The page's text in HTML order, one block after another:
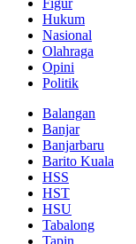
Hukum
Nasional
Olahraga
Opini
Politik
Balangan
Banjar
Banjarbaru
Barito Kuala
HSS
HST
HSU
Tabalong
Tapin